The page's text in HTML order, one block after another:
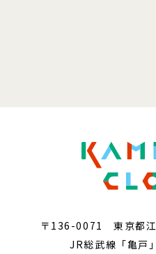
〒136-0071 東京都江
JR総武線「亀